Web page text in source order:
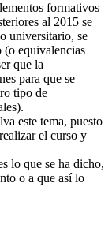
formativos
al 2015 se
universitario, se
(o equivalencias
que la
para que se
tipo de
este tema, puesto
el curso y
lo que se ha dicho,
o a que así lo